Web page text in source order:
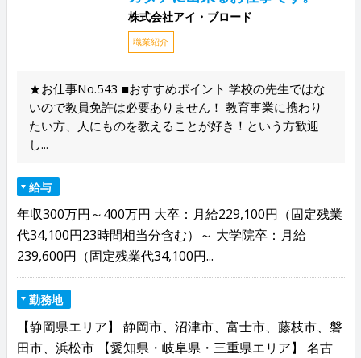
株式会社アイ・ブロード
職業紹介
★お仕事No.543 ■おすすめポイント 学校の先生ではな
いので教員免許は必要ありません！ 教育事業に携わり
たい方、人にものを教えることが好き！という方歓迎
し...
給与
年収300万円～400万円 大卒：月給229,100円（固定残業
代34,100円23時間相当分含む）～ 大学院卒：月給
239,600円（固定残業代34,100円...
勤務地
【静岡県エリア】 静岡市、沼津市、富士市、藤枝市、磐
田市、浜松市 【愛知県・岐阜県・三重県エリア】 名古